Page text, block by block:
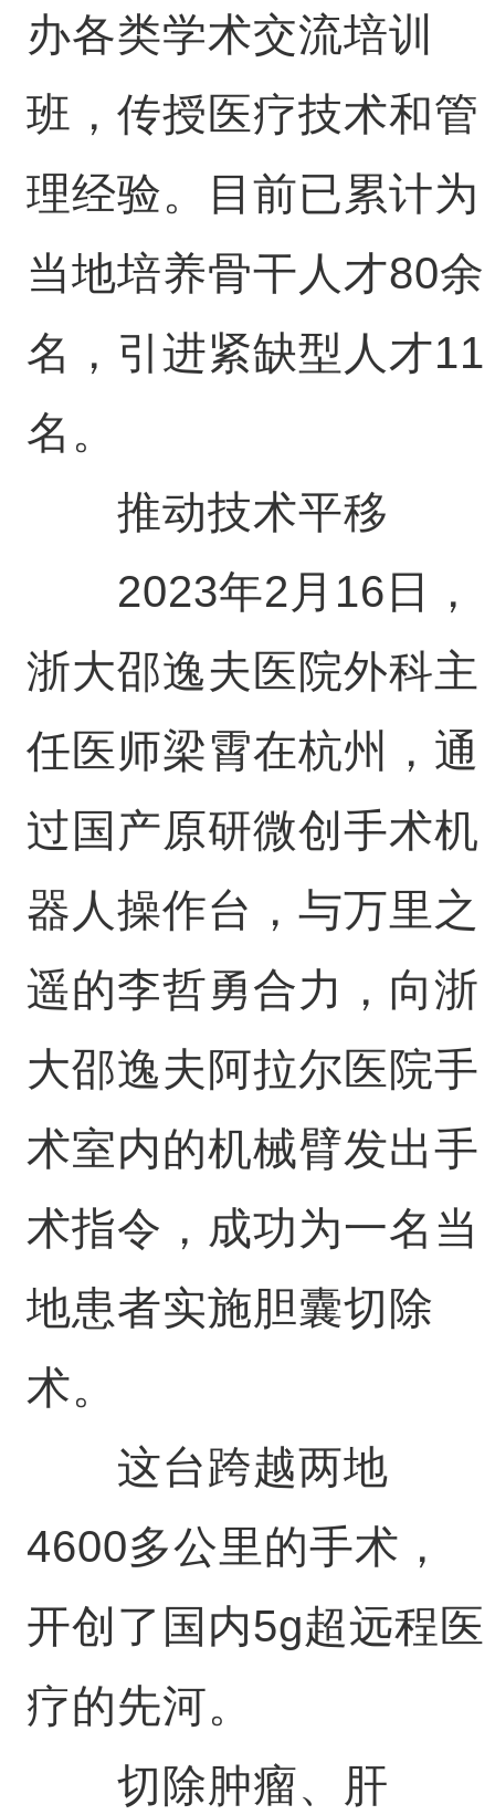
办各类学术交流培训
班，传授医疗技术和管
理经验。目前已累计为
当地培养骨干人才80余
名，引进紧缺型人才11
名。
推动技术平移
2023年2月16日，
浙大邵逸夫医院外科主
任医师梁霄在杭州，通
过国产原研微创手术机
器人操作台，与万里之
遥的李哲勇合力，向浙
大邵逸夫阿拉尔医院手
术室内的机械臂发出手
术指令，成功为一名当
地患者实施胆囊切除
术。
这台跨越两地
4600多公里的手术，
开创了国内5g超远程医
疗的先河。
切除肿瘤、肝